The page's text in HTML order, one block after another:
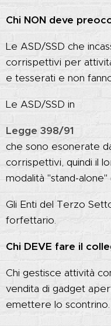
Chi NON deve
Le ASD/SSD che
corrispettivi per
e tesserati e non
Le ASD/SSD in
Legge 398/91
che sono esonerate
corrispettivi, quindi il
modalità "stand-
Gli Enti del Terzo
forfettario.
Chi DEVE fare il
Chi gestisce attività
vendita di gadget
emettere lo scontrino.